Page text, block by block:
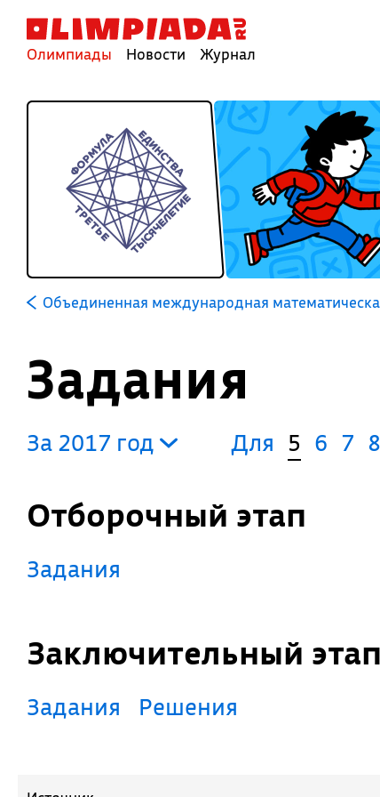
Олимпиады Новости Журнал
Объединенная международная
Задания
За 2017 год Для 5 6 7 8
Отборочный этап
Задания
Заключительный этап
Задания Решения